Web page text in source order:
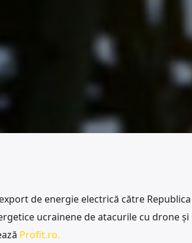
de energie electrică către Republica
ucrainene de atacurile cu drone și
Profit.ro.